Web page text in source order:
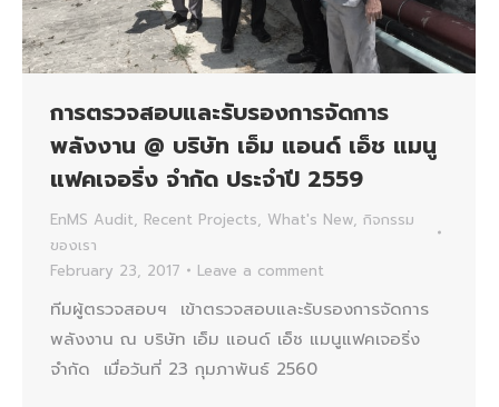
การตรวจสอบและรับรองการจัดการ
พลังงาน @ บริษัท เอ็ม แอนด์ เอ็ช แมนู
แฟคเจอริ่ง จำกัด ประจำปี 2559
EnMS Audit, Recent Projects, What's New, กิจกรรม
ของเรา
February 23, 2017
Leave a comment
ทีมผู้ตรวจสอบฯ เข้าตรวจสอบและรับรองการจัดการ
พลังงาน ณ บริษัท เอ็ม แอนด์ เอ็ช แมนูแฟคเจอริ่ง
จำกัด เมื่อวันที่ 23 กุมภาพันธ์ 2560